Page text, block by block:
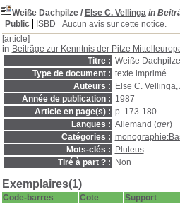
Weiße Dachpilze/ Else C. Vellinga in
Public
ISBD
Aucun avis sur cette notice.
[article]
in Beiträge zur Kenntnis der Pitze
Titre : Weiße Dachpilze
Type de document : texte imprimé
Auteurs :
Else C. Vellinga,
Année de publication : 1987
Article en page(s) : p. 173-180
Langues : Allemand (ger)
Catégories :
Mots-clés :
Pluteus
Tiré à part ? :
Non
Exemplaires(1)
Code-barres Cote Support